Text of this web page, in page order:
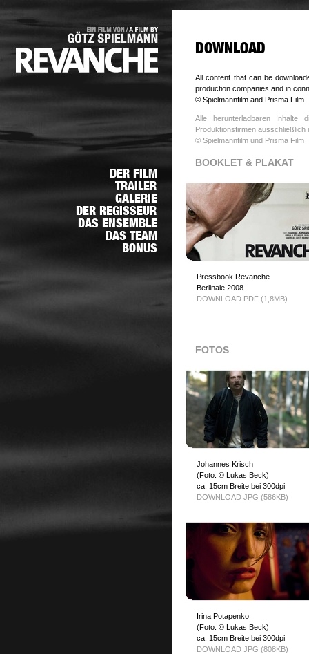
All content that can be
production companies and in
© Spielmannfilm and Prisma Film
Alle herunterladbaren Inhalte
Produktionsfirmen ausschließlich
© Spielmannfilm und Prisma Film
BOOKLET & PLAKAT
Pressbook Revanche
Berlinale 2008
DOWNLOAD PDF (1,8MB)
FOTOS
Johannes Krisch
(Foto: © Lukas Beck)
ca. 15cm Breite bei 300dpi
DOWNLOAD JPG (586KB)
Irina Potapenko
(Foto: © Lukas Beck)
ca. 15cm Breite bei 300dpi
DOWNLOAD JPG (808KB)